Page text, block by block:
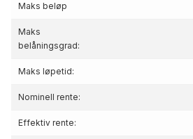
Maks beløp
Maks
belåningsgrad:
Maks løpetid:
Nominell rente:
Effektiv rente: